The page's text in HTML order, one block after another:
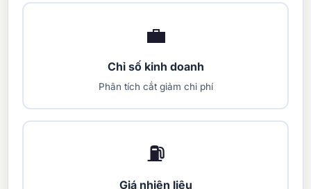
💼
Chỉ số kinh doanh
Phân tích cắt giảm chi phí
⛽
Giá nhiên liệu